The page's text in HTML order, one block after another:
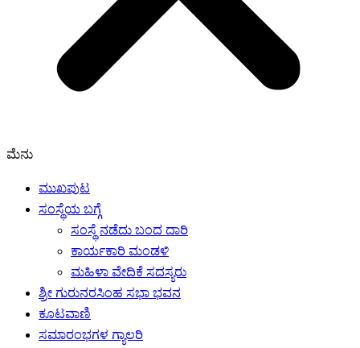
ಮೆನು
ಮುಖಪುಟ
ಸಂಸ್ಥೆಯ ಬಗ್ಗೆ
ಸಂಸ್ಥೆ ನಡೆದು ಬಂದ ದಾರಿ
ಕಾರ್ಯಕಾರಿ ಮಂಡಳಿ
ಮಹಿಳಾ ವೇದಿಕೆ ಸದಸ್ಯರು
ಶ್ರೀ ಗುರುನರಸಿಂಹ ಸಭಾ ಭವನ
ಕೂಟವಾಣಿ
ಸಮಾರಂಭಗಳ ಗ್ಯಾಲರಿ